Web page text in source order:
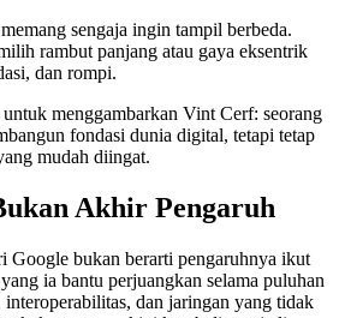
sengaja ingin tampil berbeda.
rambut panjang atau gaya eksentrik
dan rompi.
menggambarkan Vint Cerf: seorang
fondasi dunia digital, tetapi tetap
mudah diingat.
Akhir Pengaruh
Google bukan berarti pengaruhnya ikut
ia bantu perjuangkan selama puluhan
dan jaringan yang tidak